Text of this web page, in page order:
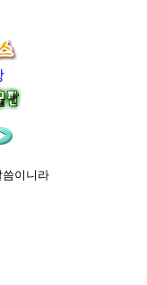
씀이니라